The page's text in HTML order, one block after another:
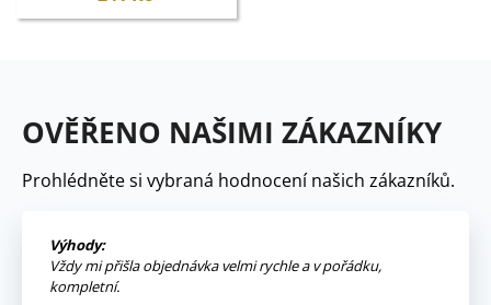
OVĚŘENO NAŠIMI ZÁKAZNÍKY
Prohlédněte si vybraná hodnocení našich zákazníků.
Výhody:
Vždy mi přišla objednávka velmi rychle a v pořádku,
kompletní.